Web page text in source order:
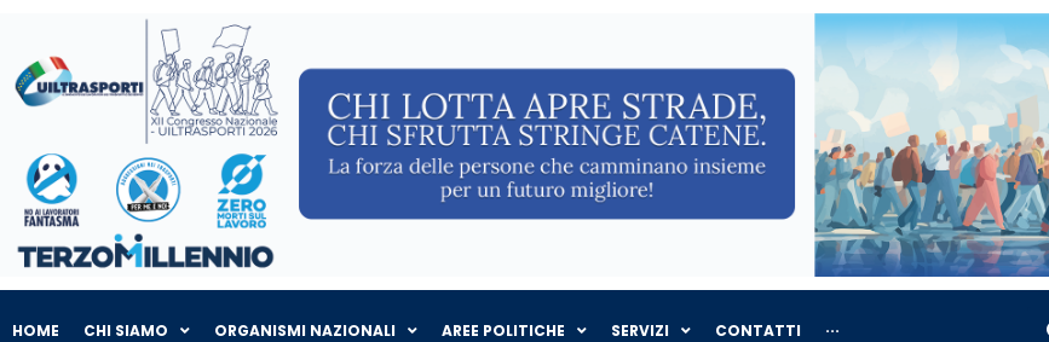
HOME CHI SIAMO ORGANISMI NAZIONALI AREE POLITICHE SERVIZI CONTATTI ···